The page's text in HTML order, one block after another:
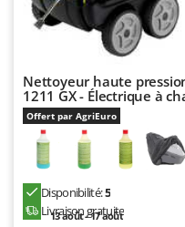
Oliviero
Omas
Ompagrill
Ooni
Outdoorchef
Nettoyeur haute
1211 GX - Électrique à
Offert par AgriEuro
Disponibilité:5
Livraison gratuite
13 août - 17 août